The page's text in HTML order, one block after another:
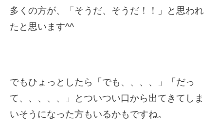
多くの方が、「そうだ、そうだ！！」と思われ
たと思います^^
でもひょっとしたら「でも、、、、」「だっ
て、、、、、」とついつい口から出てきてしま
いそうになった方もいるかもですね。